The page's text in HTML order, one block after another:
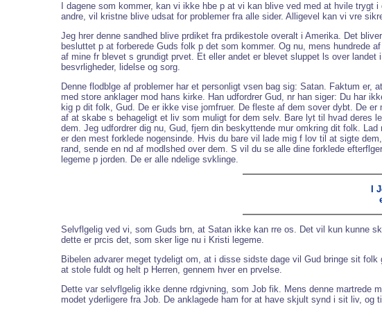
I dagene som kommer, kan vi ikke hbe p at vi kan blive ved med at hvile
andre, vil kristne blive udsat for problemer fra alle sider. Alligevel kan vi vre
Jeg hrer denne sandhed blive prdiket fra prdikestole overalt i Amerika. Det
besluttet p at forberede Guds folk p det som kommer. Og nu, mens hundrede
af mine fr blevet s grundigt prvet. Et eller andet er blevet sluppet ls over
besvrligheder, lidelse og sorg.
Denne flodblge af problemer har et personligt vsen bag sig: Satan. Faktum
med store anklager mod hans kirke. Han udfordrer Gud, nr han siger: Du har
kig p dit folk, Gud. De er ikke vise jomfruer. De fleste af dem sover dybt. De
af at skabe s behageligt et liv som muligt for dem selv. Bare lyt til hvad deres
dem. Jeg udfordrer dig nu, Gud, fjern din beskyttende mur omkring dit folk.
er den mest forklede nogensinde. Hvis du bare vil lade mig f lov til at sigte
rand, sende en nd af modlshed over dem. S vil du se alle dine forklede
legeme p jorden. De er alle ndelige svklinge.
I
Selvflgelig ved vi, som Guds brn, at Satan ikke kan rre os. Det vil kun kunne
dette er prcis det, som sker lige nu i Kristi legeme.
Bibelen advarer meget tydeligt om, at i disse sidste dage vil Gud bringe sit
at stole fuldt og helt p Herren, gennem hver en prvelse.
Dette var selvflgelig ikke denne rdgivning, som Job fik. Mens denne martrede
modet yderligere fra Job. De anklagede ham for at have skjult synd i sit liv, og